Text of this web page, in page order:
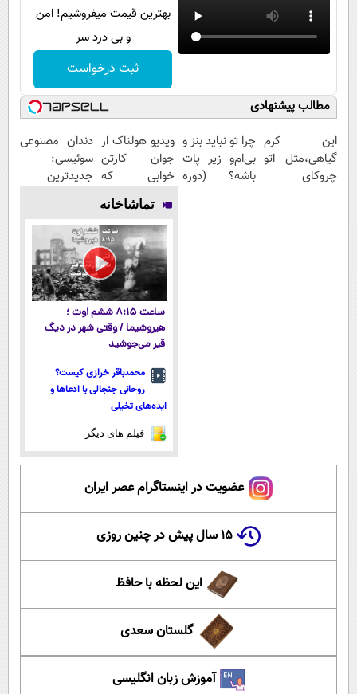
بهترین قیمت میفروشیم! امن
و بی درد سر
ثبت درخواست
مطالب پیشنهادی
این کرم
گیاهی،مثل اتو
چروکای
چرا تو نباید بنز و
بی‌ام‌و زیر پات
باشه؟ (دوره
ویدیو هولناک از
جوان کارتن
خوابی که
میلیاردر شد.
آموزش رایگان
دندان مصنوعی
سوئیسی:
جدیدترین
پرداخت قسطی
تماشاخانه
ساعت ۸:۱۵ ششم اوت ؛
هیروشیما / وقتی شهر در دیگ
قیر می‌جوشید
محمدباقر خرازی کیست؟
روحانی جنجالی با ادعاها و
ایده‌های تخیلی
فیلم های دیگر
عضویت در اینستاگرام عصر ایران
۱۵ سال پیش در چنین روزی
این لحظه با حافظ
گلستان سعدی
آموزش زبان انگلیسی